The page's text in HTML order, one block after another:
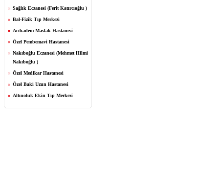
Sağlık Eczanesi (Ferit Katırcıoğlu )
Bal-Fizik Tıp Merkezi
Acıbadem Maslak Hastanesi
Özel Pembemavi Hastanesi
Nakıboğlu Eczanesi (Mehmet Hilmi
Nakıboğlu )
Özel Medikar Hastanesi
Özel Baki Uzun Hastanesi
Altınoluk Ekin Tıp Merkezi